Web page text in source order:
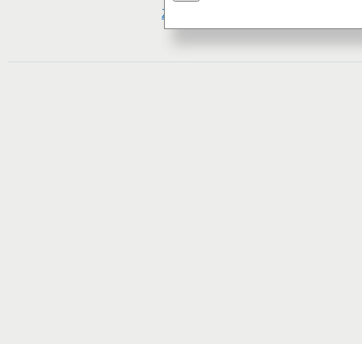
Zurück